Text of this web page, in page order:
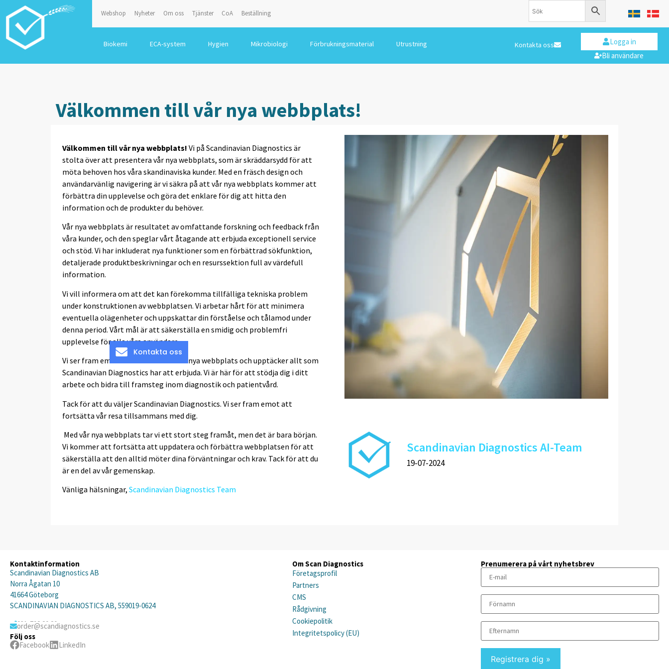
Webshop Nyheter Om oss Tjänster CoA Beställning
Biokemi ECA-system Hygien Mikrobiologi Förbrukningsmaterial Utrustning Kontakta oss
Logga in
Bli användare
Välkommen till vår nya webbplats!
Välkommen till vår nya webbplats! Vi på Scandinavian Diagnostics är
stolta över att presentera vår nya webbplats, som är skräddarsydd för att
möta behoven hos våra skandinaviska kunder. Med en fräsch design och
användarvänlig navigering är vi säkra på att vår nya webbplats kommer att
förbättra din upplevelse och göra det enklare för dig att hitta den
information och de produkter du behöver.
Vår nya webbplats är resultatet av omfattande forskning och feedback från
våra kunder, och den speglar vårt åtagande att erbjuda exceptionell service
och stöd. Vi har inkluderat nya funktioner som en förbättrad sökfunktion,
detaljerade produktbeskrivningar och en resurssektion full av värdefull
information.
Vi vill informera om att det kan förekomma tillfälliga tekniska problem
under konstruktionen av webbplatsen. Vi arbetar hårt för att minimera
eventuella olägenheter och uppskattar din förståelse och tålamod under
denna period. Vårt mål är att säkerställa en smidig och problemfri
upplevelse för alla våra användare.
Vi ser fram emot att du utforskar vår nya webbplats och upptäcker allt som
Scandinavian Diagnostics har att erbjuda. Vi är här för att stödja dig i ditt
arbete och bidra till framsteg inom diagnostik och patientvård.
Tack för att du väljer Scandinavian Diagnostics. Vi ser fram emot att
fortsätta vår resa tillsammans med dig.
Med vår nya webbplats tar vi ett stort steg framåt, men det är bara början.
Vi kommer att fortsätta att uppdatera och förbättra webbplatsen för att
säkerställa att den alltid möter dina förväntningar och krav. Tack för att du
är en del av vår gemenskap.
Vänliga hälsningar, Scandinavian Diagnostics Team
Scandinavian Diagnostics AI-Team
19-07-2024
Kontaktinformation
Scandinavian Diagnostics AB
Norra Ågatan 10
41664 Göteborg
SCANDINAVIAN DIAGNOSTICS AB, 559019-0624
031-792 20 20
order@scandiagnostics.se
Följ oss
Facebook
LinkedIn
Om Scan Diagnostics
Företagsprofil
Partners
CMS
Rådgivning
Cookiepolitik
Integritetspolicy (EU)
Prenumerera på vårt nyhetsbrev
Kontakta oss